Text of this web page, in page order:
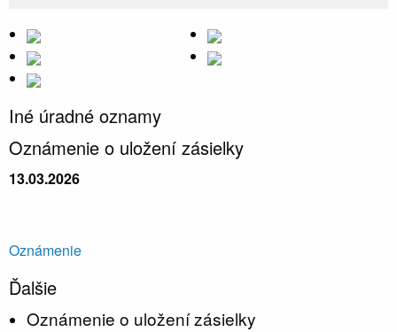
Iné úradné oznamy
Oznámenie o uložení zásielky
13.03.2026
Oznámenie
Ďalšie
Oznámenie o uložení zásielky